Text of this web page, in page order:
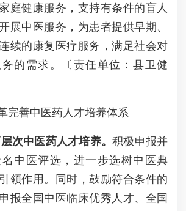
庭健康服务，支持有条件的盲人
展中医服务，为患者提供早期、
续的康复医疗服务，满足社会对
的需求。〔责任单位：县卫健
善中医药人才培养体系
次中医药人才培养。 积极申报并
中医评选，进一步选树中医典
领作用。同时，鼓励符合条件的
报全国中医临床优秀人才、全国